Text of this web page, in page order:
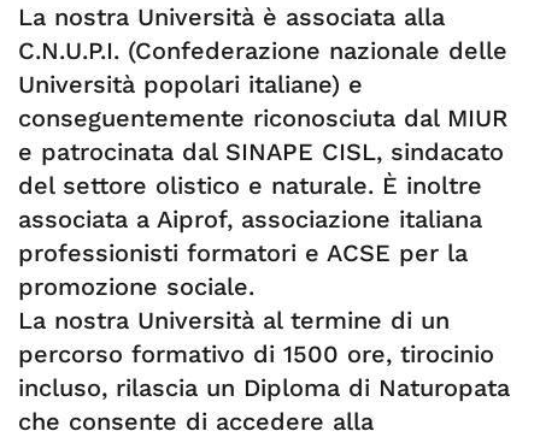
La nostra Università è associata alla
C.N.U.P.I. (Confederazione nazionale delle
Università popolari italiane) e
conseguentemente riconosciuta dal MIUR
e patrocinata dal SINAPE CISL, sindacato
del settore olistico e naturale. È inoltre
associata a Aiprof, associazione italiana
professionisti formatori e ACSE per la
promozione sociale.
La nostra Università al termine di un
percorso formativo di 1500 ore, tirocinio
incluso, rilascia un Diploma di Naturopata
che consente di accedere alla